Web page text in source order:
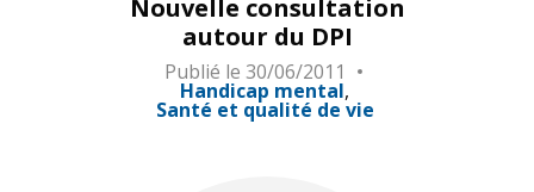
Nouvelle consultation
autour du DPI
Publié le 30/06/2011
Handicap mental
Santé et qualité de vie